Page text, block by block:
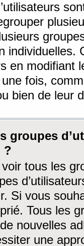
individuelles.
en modifiant
fois,
bien de leur
groupes
?
tous les
Si vous
Tous les
nouvelles
une